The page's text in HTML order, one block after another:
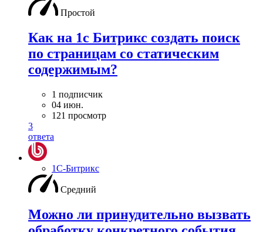
Простой
Как на 1с Битрикс создать поиск
по страницам со статическим
содержимым?
1 подписчик
04 июн.
121 просмотр
3
ответа
1С-Битрикс
Средний
Можно ли принудительно вызвать